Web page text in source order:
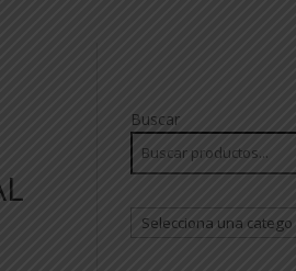
Buscar
Selecciona
una